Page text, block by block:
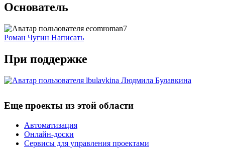
Основатель
Роман Чугин Написать
При поддержке
Людмила Булавкина
Еще проекты из этой области
Автоматизация
Онлайн-доски
Сервисы для управления проектами